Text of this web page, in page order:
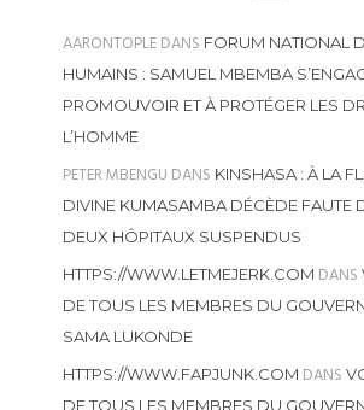
AARONTOPLEDANS FORUM NATIONAL
HUMAINS : SAMUEL MBEMBA
PROMOUVOIR ET À PROTÉGER LES
L’HOMME
PETER MBENGU DANS KINSHASA : À LA
DIVINE KUMASAMBA DÉCÈDE FAUTE
DEUX HÔPITAUX SUSPENDUS
HTTPS://WWW.LETMEJERK.COM DANS
DE TOUS LES MEMBRES DU
SAMA LUKONDE
HTTPS://WWW.FAPJUNK.COM DANS
DE TOUS LES MEMBRES DU